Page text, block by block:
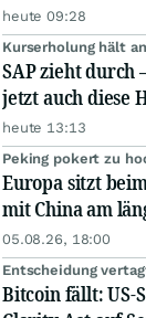
heute 09:28
Kurserholung hält an
SAP zieht durch
jetzt auch diese
heute 13:13
Peking pokert zu
Europa sitzt
mit China am
05.08.26, 18:00
Entscheidung
Bitcoin fällt: US-